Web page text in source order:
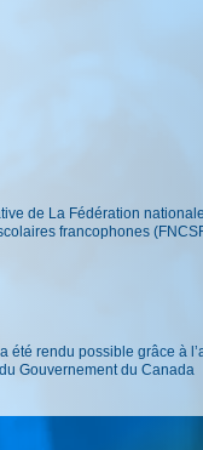
de La Fédération
francophones
été rendu possible grâce à
Gouvernement du Canada